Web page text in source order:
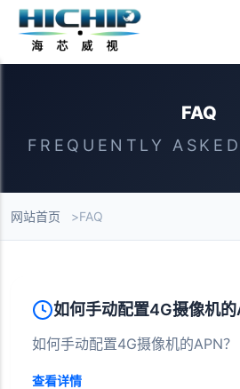
FAQ
FREQUENTLY
网站首页 FAQ
如何手动配置4G摄像机的
如何手动配置4G摄像机的APN？
查看详情